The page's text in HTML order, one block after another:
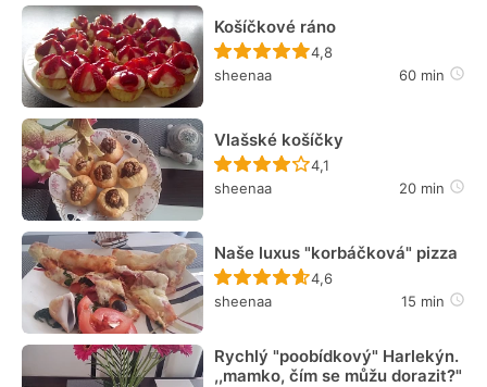
Košíčkové ráno
Recept ještě nebyl
4,8
sheenaa
60 min
Vlašské košíčky
Recept ještě nebyl
4,1
sheenaa
20 min
Naše luxus "korbáčková" pizza
Recept ještě nebyl
4,6
sheenaa
15 min
Rychlý "poobídkový" Harlekýn.
,,mamko, čím se můžu dorazit?"